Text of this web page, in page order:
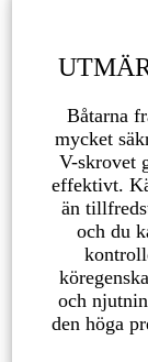
Båtarna
mycket
V-skrovet
effektivt.
än
och du
och
den höga